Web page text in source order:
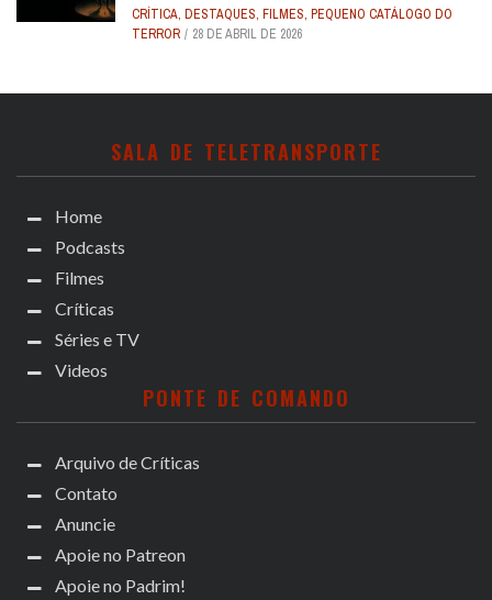
CRÍTICA, DESTAQUES, FILMES, PEQUENO CATÁLOGO DO
TERROR
28 DE ABRIL DE 2026
SALA DE TELETRANSPORTE
Home
Podcasts
Filmes
Críticas
Séries e TV
Videos
PONTE DE COMANDO
Arquivo de Críticas
Contato
Anuncie
Apoie no Patreon
Apoie no Padrim!